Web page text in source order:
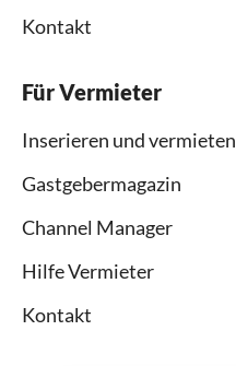
Kontakt
Für Vermieter
Inserieren und vermieten
Gastgebermagazin
Channel Manager
Hilfe Vermieter
Kontakt